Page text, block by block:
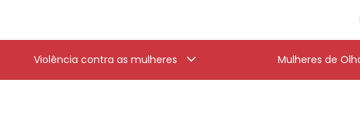
Violência contra as mulheres Mulheres de